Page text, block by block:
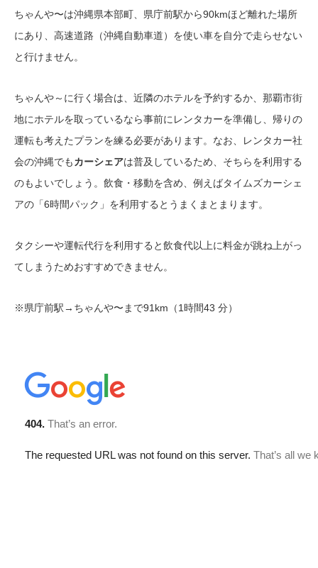
ちゃんや〜は沖縄県本部町、県庁前駅から90kmほど離れた場所
にあり、高速道路（沖縄自動車道）を使い車を自分で走らせない
と行けません。
ちゃんや～に行く場合は、近隣のホテルを予約するか、那覇市街
地にホテルを取っているなら事前にレンタカーを準備し、帰りの
運転も考えたプランを練る必要があります。なお、レンタカー社
会の沖縄でもカーシェアは普及しているため、そちらを利用する
のもよいでしょう。飲食・移動を含め、例えばタイムズカーシェ
アの「6時間パック」を利用するとうまくまとまります。
タクシーや運転代行を利用すると飲食代以上に料金が跳ね上がっ
てしまうためおすすめできません。
※県庁前駅→ちゃんや〜まで91km（1時間43 分）